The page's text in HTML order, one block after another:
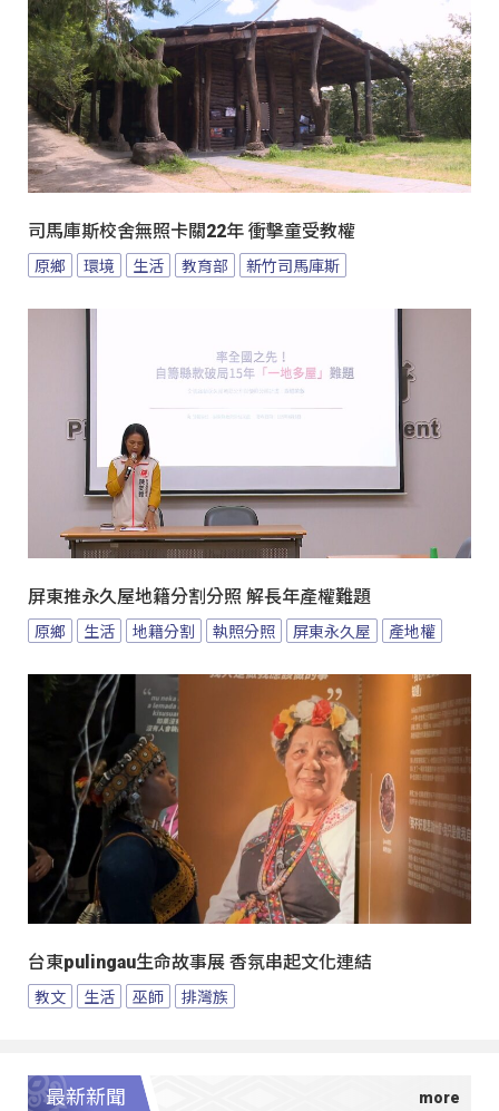
司馬庫斯校舍無照卡關22年 衝擊童受教權
原鄉 環境 生活 教育部 新竹司馬庫斯
屏東推永久屋地籍分割分照 解長年產權難題
原鄉 生活 地籍分割 執照分照 屏東永久屋 產地權
台東pulingau生命故事展 香氛串起文化連結
教文 生活 巫師 排灣族
最新新聞